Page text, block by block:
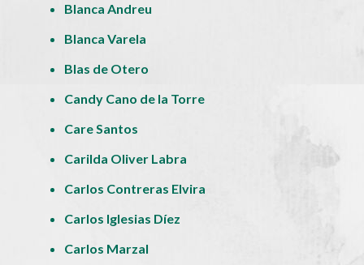
Blanca Andreu
Blanca Varela
Blas de Otero
Candy Cano de la Torre
Care Santos
Carilda Oliver Labra
Carlos Contreras Elvira
Carlos Iglesias Díez
Carlos Marzal